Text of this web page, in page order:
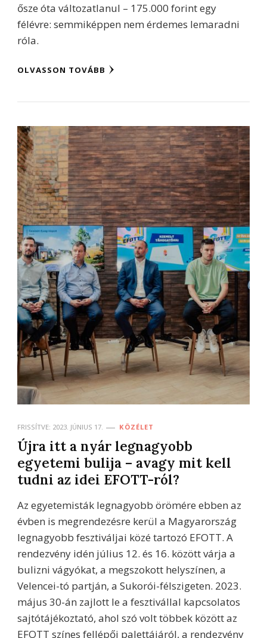
ősze óta változatlanul – 175.000 forint egy
félévre: semmiképpen nem érdemes lemaradni
róla.
OLVASSON TOVÁBB
FRISSÍTVE: 2023. JÚNIUS 17. KÖZÉLET
Újra itt a nyár legnagyobb
egyetemi bulija – avagy mit kell
tudni az idei EFOTT-ról?
Az egyetemisták legnagyobb örömére ebben az
évben is megrendezésre kerül a Magyarország
legnagyobb fesztiváljai közé tartozó EFOTT. A
rendezvény idén július 12. és 16. között várja a
bulizni vágyókat, a megszokott helyszínen, a
Velencei-tó partján, a Sukorói-félszigeten. 2023.
május 30-án zajlott le a fesztivállal kapcsolatos
sajtótájékoztató, ahol szó volt többek között az
EFOTT színes fellépői palettájáról, a rendezvény